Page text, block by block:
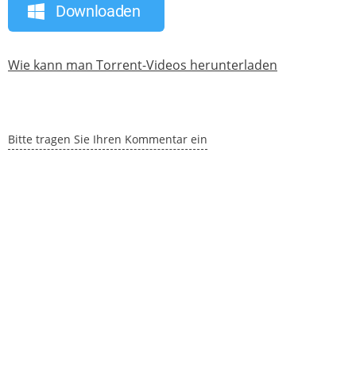
Downloaden
Wie kann man Torrent-Videos herunterladen
Bitte tragen Sie Ihren Kommentar ein